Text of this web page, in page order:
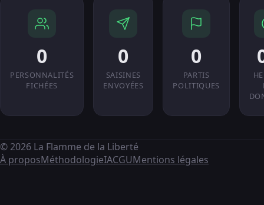
0
PERSONNALITÉS
FICHÉES
0
SAISINES
ENVOYÉES
0
PARTIS
POLITIQUES
© 2026 La Flamme de la Liberté
À proposMéthodologieIACGUMentions légales